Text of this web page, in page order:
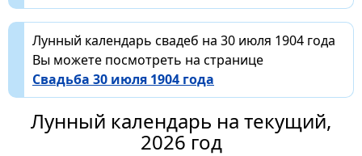
Лунный календарь свадеб на 30 июля 1904 года
Вы можете посмотреть на странице
Свадьба 30 июля 1904 года
Лунный календарь на текущий,
2026 год